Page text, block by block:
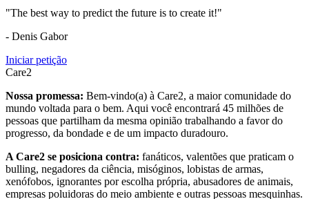
"The best way to predict the future is to create it!"
- Denis Gabor
Iniciar petição
Care2
Nossa promessa: Bem-vindo(a) à Care2, a maior comunidade do
mundo voltada para o bem. Aqui você encontrará 45 milhões de
pessoas que partilham da mesma opinião trabalhando a favor do
progresso, da bondade e de um impacto duradouro.
A Care2 se posiciona contra: fanáticos, valentões que praticam o
bulling, negadores da ciência, misóginos, lobistas de armas,
xenófobos, ignorantes por escolha própria, abusadores de animais,
empresas poluidoras do meio ambiente e outras pessoas mesquinhas.